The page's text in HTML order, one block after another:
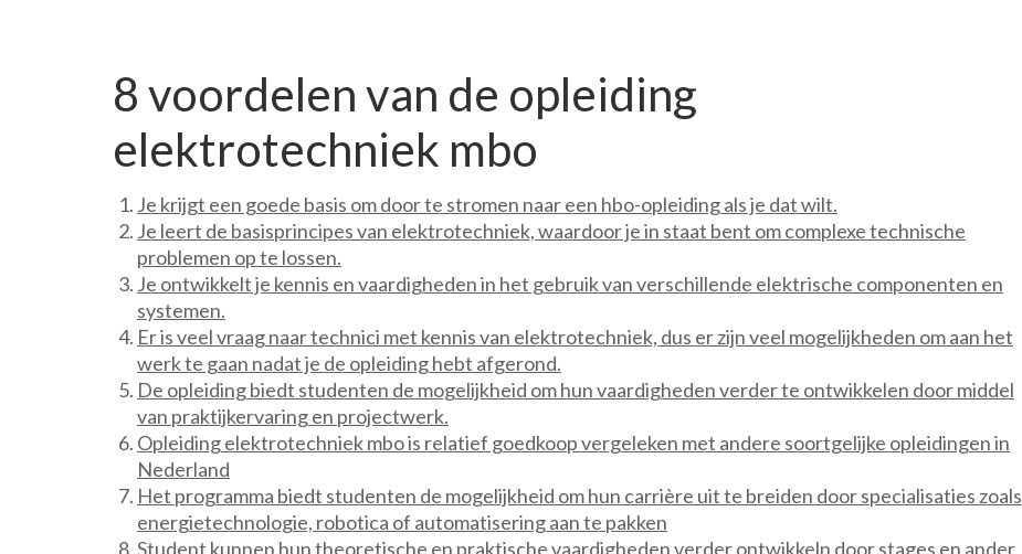
8 voordelen van de opleiding
elektrotechniek mbo
Je krijgt een goede basis om door te stromen naar een hbo-opleiding als je dat wilt.
Je leert de basisprincipes van elektrotechniek, waardoor je in staat bent om complexe technische
problemen op te lossen.
Je ontwikkelt je kennis en vaardigheden in het gebruik van verschillende elektrische componenten en
systemen.
Er is veel vraag naar technici met kennis van elektrotechniek, dus er zijn veel mogelijkheden om aan het
werk te gaan nadat je de opleiding hebt afgerond.
De opleiding biedt studenten de mogelijkheid om hun vaardigheden verder te ontwikkelen door middel
van praktijkervaring en projectwerk.
Opleiding elektrotechniek mbo is relatief goedkoop vergeleken met andere soortgelijke opleidingen in
Nederland
Het programma biedt studenten de mogelijkheid om hun carrière uit te breiden door specialisaties zoals
energietechnologie, robotica of automatisering aan te pakken
Student kunnen hun theoretische en praktische vaardigheden verder ontwikkeln door stages en ander